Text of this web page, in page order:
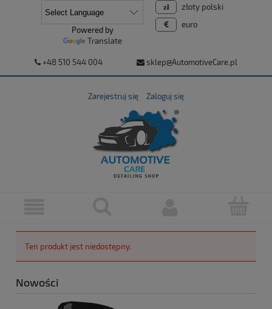
+48 510 544 004 sklep@AutomotiveCare.pl
Zarejestruj się Zaloguj się
złoty polski
euro
Powered by
Translate
Ten produkt jest niedostępny.
Nowości